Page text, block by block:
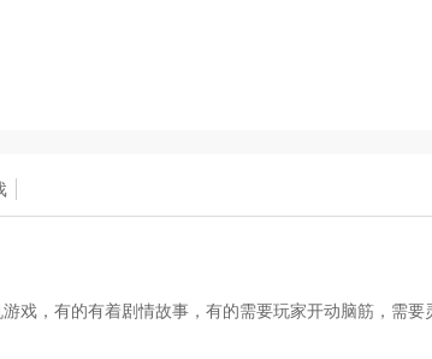
戏，有的有着剧情故事，有的需要玩家开动脑筋，需要